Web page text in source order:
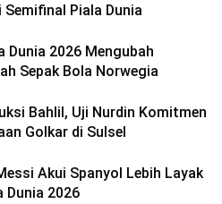
Semifinal Piala Dunia
Dunia 2026 Mengubah
Sepak Bola Norwegia
Bahlil, Uji Nurdin Komitmen
Golkar di Sulsel
Akui Spanyol Lebih Layak
2026